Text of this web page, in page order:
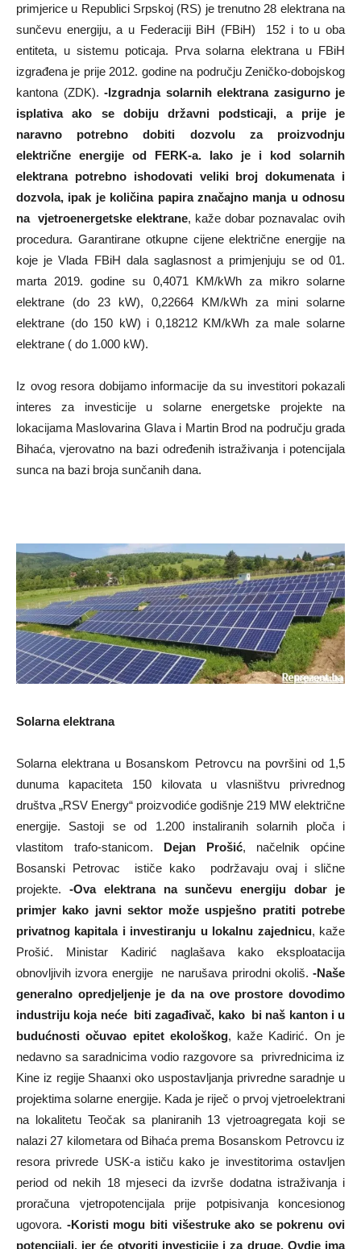
primjerice u Republici Srpskoj (RS) je trenutno 28 elektrana na
sunčevu energiju, a u Federaciji BiH (FBiH) 152 i to u oba
entiteta, u sistemu poticaja. Prva solarna elektrana u FBiH
izgrađena je prije 2012. godine na području Zeničko-dobojskog
kantona (ZDK). -Izgradnja solarnih elektrana zasigurno je
isplativa ako se dobiju državni podsticaji, a prije je
naravno potrebno dobiti dozvolu za proizvodnju
električne energije od FERK-a. Iako je i kod solarnih
elektrana potrebno ishodovati veliki broj dokumenata i
dozvola, ipak je količina papira značajno manja u odnosu
na vjetroenergetske elektrane, kaže dobar poznavalac ovih
procedura. Garantirane otkupne cijene električne energije na
koje je Vlada FBiH dala saglasnost a primjenjuju se od 01.
marta 2019. godine su 0,4071 KM/kWh za mikro solarne
elektrane (do 23 kW), 0,22664 KM/kWh za mini solarne
elektrane (do 150 kW) i 0,18212 KM/kWh za male solarne
elektrane ( do 1.000 kW).
Iz ovog resora dobijamo informacije da su investitori pokazali
interes za investicije u solarne energetske projekte na
lokacijama Maslovarina Glava i Martin Brod na području grada
Bihaća, vjerovatno na bazi određenih istraživanja i potencijala
sunca na bazi broja sunčanih dana.
Solarna elektrana
Solarna elektrana u Bosanskom Petrovcu na površini od 1,5
dunuma kapaciteta 150 kilovata u vlasništvu privrednog
društva „RSV Energy“ proizvodiće godišnje 219 MW električne
energije. Sastoji se od 1.200 instaliranih solarnih ploča i
vlastitom trafo-stanicom. Dejan Prošić, načelnik općine
Bosanski Petrovac ističe kako podržavaju ovaj i slične
projekte. -Ova elektrana na sunčevu energiju dobar je
primjer kako javni sektor može uspješno pratiti potrebe
privatnog kapitala i investiranju u lokalnu zajednicu, kaže
Prošić. Ministar Kadirić naglašava kako eksploatacija
obnovljivih izvora energije ne narušava prirodni okoliš. -Naše
generalno opredjeljenje je da na ove prostore dovodimo
industriju koja neće biti zagađivač, kako bi naš kanton i u
budućnosti očuvao epitet ekološkog, kaže Kadirić. On je
nedavno sa saradnicima vodio razgovore sa privrednicima iz
Kine iz regije Shaanxi oko uspostavljanja privredne saradnje u
projektima solarne energije. Kada je riječ o prvoj vjetroelektrani
na lokalitetu Teočak sa planiranih 13 vjetroagregata koji se
nalazi 27 kilometara od Bihaća prema Bosanskom Petrovcu iz
resora privrede USK-a ističu kako je investitorima ostavljen
period od nekih 18 mjeseci da izvrše dodatna istraživanja i
proračuna vjetropotencijala prije potpisivanja koncesionog
ugovora. -Koristi mogu biti višestruke ako se pokrenu ovi
potencijali, jer će otvoriti investicije i za druge. Ovdje ima